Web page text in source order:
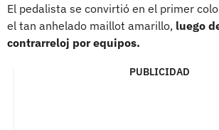
El pedalista se convirtió en el primer
el tan anhelado maillot amarillo, luego
contrarreloj por equipos.
PUBLICIDAD